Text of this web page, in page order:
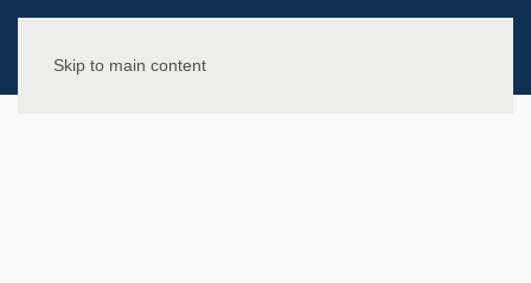
Skip to main content